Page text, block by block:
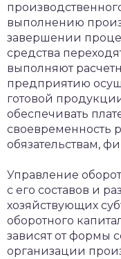
выполнению
завершении
средства
выполняют
предприятию
готовой
обеспечивать
своевременность
обязательствам,
Управление
с его составов и
хозяйствующих
оборотного
зависят от формы
организации